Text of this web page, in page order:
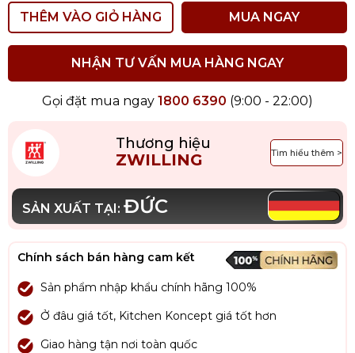
THÊM VÀO GIỎ HÀNG MUA NGAY
NHẬN TƯ VẤN MUA HÀNG NGAY
Gọi đặt mua ngay 1800 6390 (9:00 - 22:00)
Thương hiệu
ZWILLING Tìm hiểu thêm >
SẢN XUẤT TẠI: ĐỨC
Chính sách bán hàng cam kết
Sản phẩm nhập khẩu chính hãng 100%
Ở đâu giá tốt, Kitchen Koncept giá tốt hơn
Giao hàng tận nơi toàn quốc